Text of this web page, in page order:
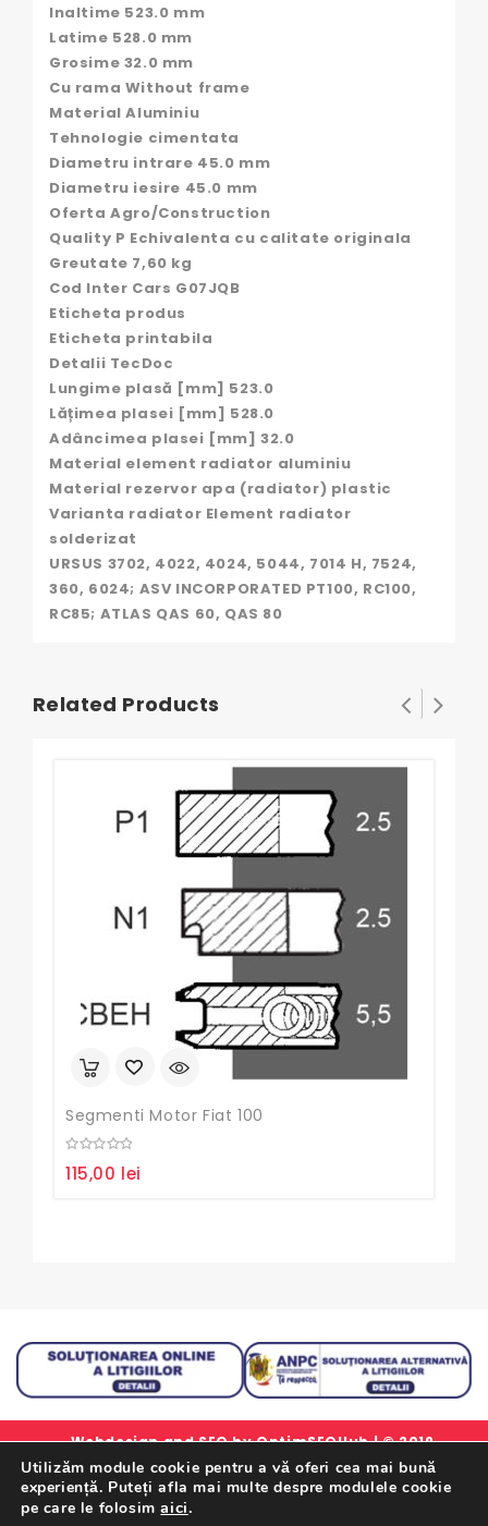
Inaltime 523.0 mm
Latime 528.0 mm
Grosime 32.0 mm
Cu rama Without frame
Material Aluminiu
Tehnologie cimentata
Diametru intrare 45.0 mm
Diametru iesire 45.0 mm
Oferta Agro/Construction
Quality P Echivalenta cu calitate originala
Greutate 7,60 kg
Cod Inter Cars G07JQB
Eticheta produs
Eticheta printabila
Detalii TecDoc
Lungime plasă [mm] 523.0
Lățimea plasei [mm] 528.0
Adâncimea plasei [mm] 32.0
Material element radiator aluminiu
Material rezervor apa (radiator) plastic
Varianta radiator Element radiator
solderizat
URSUS 3702, 4022, 4024, 5044, 7014 H, 7524,
360, 6024; ASV INCORPORATED PT100, RC100,
RC85; ATLAS QAS 60, QAS 80
Related Products
Segmenti Motor Fiat 100
out
115,00 lei
Webdesign and SEO byOptimSEOHub| © 2019
simlorex.ro - Toate drepturile rezervate.
Formular Retur Garantii
Certificat Garantie
Utilizăm module cookie pentru a vă oferi cea mai bună
experiență. Puteți afla mai multe despre modulele cookie
pe care le folosim aici.